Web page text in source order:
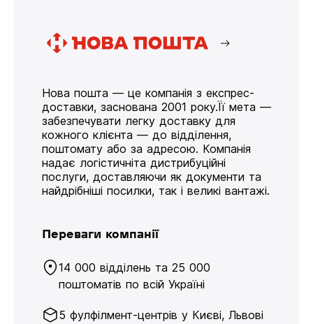
Нова пошта — це компанія з експрес-
доставки, заснована 2001 року.Її мета —
забезпечувати легку доставку для
кожного клієнта — до відділення,
поштомату або за адресою. Компанія
надає логістичніта дистрибуційні
послуги, доставляючи як документи та
найдрібніші посилки, так і великі вантажі.
Переваги компанії
14 000 відділень та 25 000
поштоматів по всій Україні
5 фулфілмент-центрів у Києві, Львові